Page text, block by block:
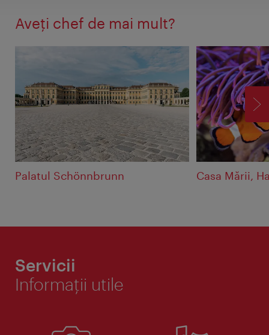
Aveţi chef de mai mult?
Palatul Schönnbrunn Casa Mării,
Servicii
Informaţii utile